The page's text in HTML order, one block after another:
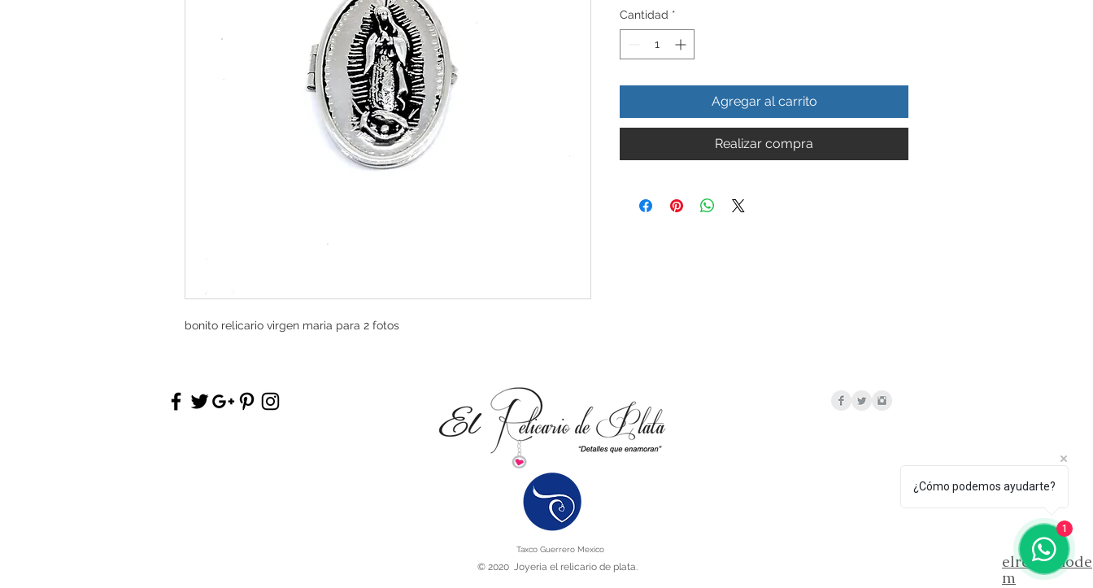
bonito relicario virgen maria para 2 fotos
Cantidad *
Agregar al carrito
Realizar compra
Taxco Guerrero Mexico
© 2020 Joyeria el relicario de plata.
m
¿Cómo podemos ayudarte?
1